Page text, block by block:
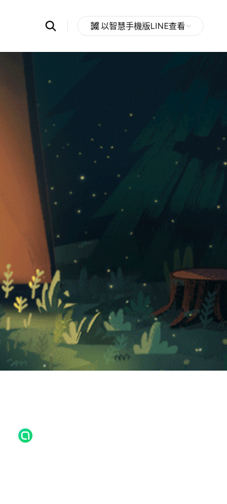
Search
OpenChats
messages
search
以智慧手機版LINE查看